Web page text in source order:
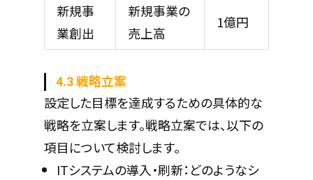
新規事
業創出
新規事業の
売上高
1億円
4.3 戦略立案
設定した目標を達成するための具体的な
戦略を立案します。戦略立案では、以下の
項目について検討します。
ITシステムの導入・刷新：どのようなシ